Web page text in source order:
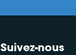
Suivez-nous